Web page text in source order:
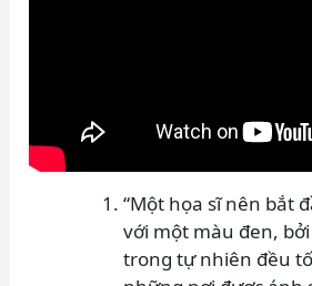
“Một họa sĩ nên bắt
với một màu đen,
trong tự nhiên đều